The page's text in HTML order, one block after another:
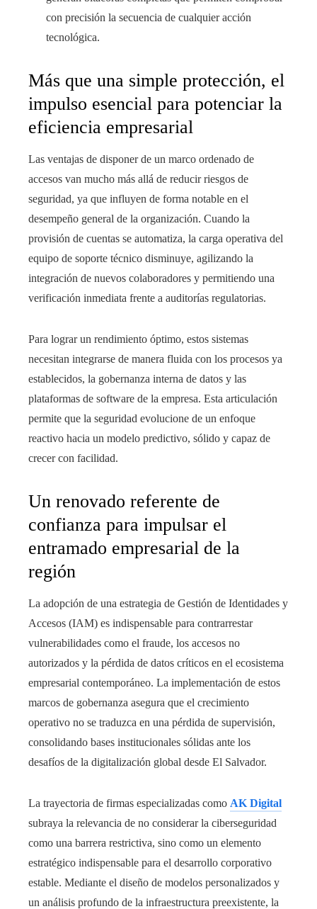
con precisión la secuencia de cualquier acción
tecnológica.
Más que una simple protección, el
impulso esencial para potenciar la
eficiencia empresarial
Las ventajas de disponer de un marco ordenado de
accesos van mucho más allá de reducir riesgos de
seguridad, ya que influyen de forma notable en el
desempeño general de la organización. Cuando la
provisión de cuentas se automatiza, la carga operativa del
equipo de soporte técnico disminuye, agilizando la
integración de nuevos colaboradores y permitiendo una
verificación inmediata frente a auditorías regulatorias.
Para lograr un rendimiento óptimo, estos sistemas
necesitan integrarse de manera fluida con los procesos ya
establecidos, la gobernanza interna de datos y las
plataformas de software de la empresa. Esta articulación
permite que la seguridad evolucione de un enfoque
reactivo hacia un modelo predictivo, sólido y capaz de
crecer con facilidad.
Un renovado referente de
confianza para impulsar el
entramado empresarial de la
región
La adopción de una estrategia de Gestión de Identidades y
Accesos (IAM) es indispensable para contrarrestar
vulnerabilidades como el fraude, los accesos no
autorizados y la pérdida de datos críticos en el ecosistema
empresarial contemporáneo. La implementación de estos
marcos de gobernanza asegura que el crecimiento
operativo no se traduzca en una pérdida de supervisión,
consolidando bases institucionales sólidas ante los
desafíos de la digitalización global desde El Salvador.
La trayectoria de firmas especializadas como AK Digital
subraya la relevancia de no considerar la ciberseguridad
como una barrera restrictiva, sino como un elemento
estratégico indispensable para el desarrollo corporativo
estable. Mediante el diseño de modelos personalizados y
un análisis profundo de la infraestructura preexistente, la